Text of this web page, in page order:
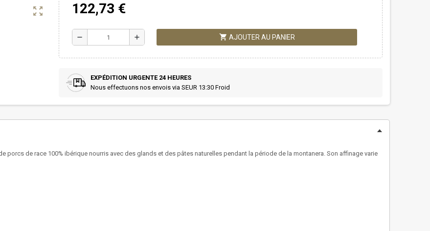
zoom_out_map 122,73 €
remove add shopping_cart AJOUTER AU PANIER
EXPÉDITION URGENTE 24 HEURES
Nous effectuons nos envois via SEUR 13:30 Froid
porcs de race 100% ibérique nourris avec des glands et des pâtes naturelles pendant la période de la montanera. Son affinage varie